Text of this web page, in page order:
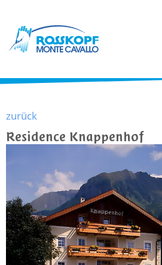
zurück
Residence Knappenhof